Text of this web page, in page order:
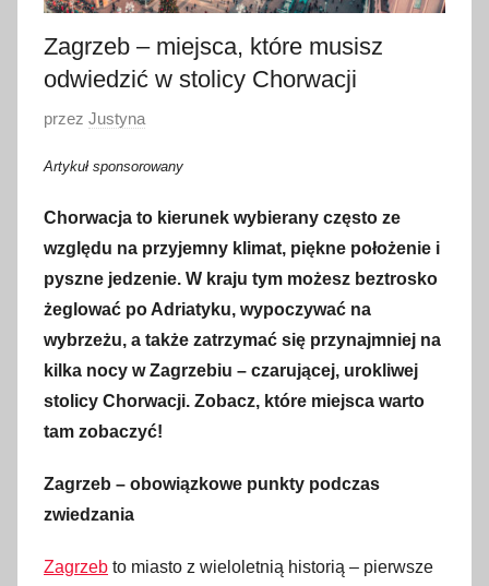
Zagrzeb – miejsca, które musisz
odwiedzić w stolicy Chorwacji
O
u
i
k
o
w
a
n
o
5
k
i
przez Justyna
Artykuł sponsorowany
Chorwacja to kierunek wybierany często ze
względu na przyjemny klimat, piękne położenie i
pyszne jedzenie. W kraju tym możesz beztrosko
żeglować po Adriatyku, wypoczywać na
wybrzeżu, a także zatrzymać się przynajmniej na
kilka nocy w Zagrzebiu – czarującej, urokliwej
stolicy Chorwacji. Zobacz, które miejsca warto
tam zobaczyć!
Zagrzeb – obowiązkowe punkty podczas
zwiedzania
Zagrzeb to miasto z wieloletnią historią – pierwsze